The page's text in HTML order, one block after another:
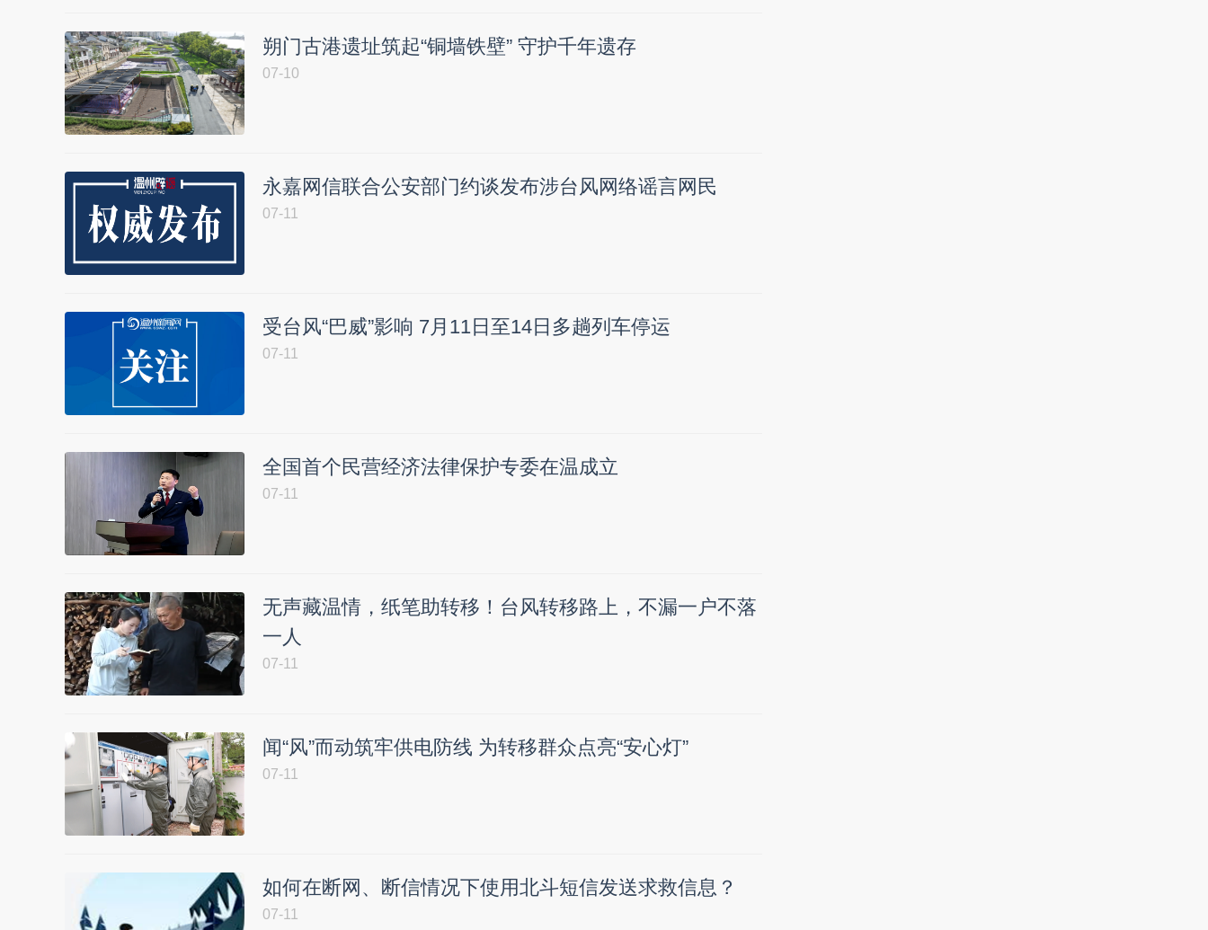
朔门古港遗址筑起“铜墙铁壁” 守护千年遗存
07-10
永嘉网信联合公安部门约谈发布涉台风网络谣言网民
07-11
受台风“巴威”影响 7月11日至14日多趟列车停运
07-11
全国首个民营经济法律保护专委在温成立
07-11
无声藏温情，纸笔助转移！台风转移路上，不漏一户不落
一人
07-11
闻“风”而动筑牢供电防线 为转移群众点亮“安心灯”
07-11
如何在断网、断信情况下使用北斗短信发送求救信息？
07-11